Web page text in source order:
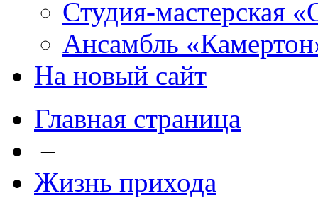
Студия-мастерская
Ансамбль
На новый сайт
Главная страница
–
Жизнь прихода